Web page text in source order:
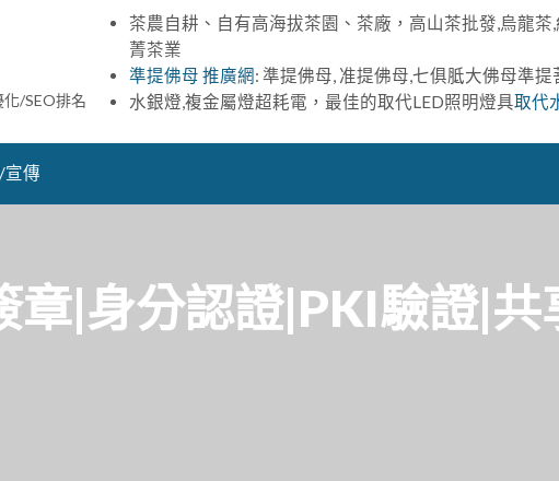
/SEO排名
茶農自耕、自有高海拔茶園、茶廠，高山茶批發,烏龍茶
菁茶業
準提佛母 推廣網: 準提佛母, 准提佛母,七俱胝大佛母準
水銀燈,複金屬燈超耗電，最佳的取代LED照明燈具取代
宣傳
章|身分認證|PKI驗證|共